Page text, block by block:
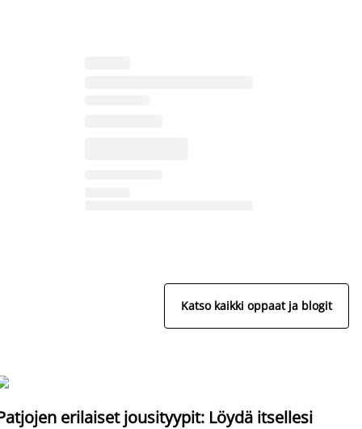
Katso kaikki oppaat ja blogit
erilaiset jousityypit: Löydä itsellesi